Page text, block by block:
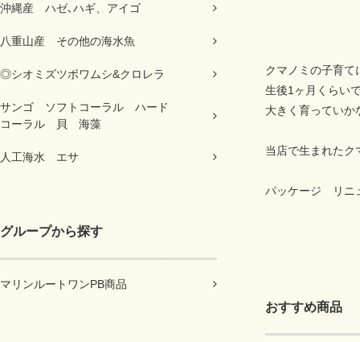
沖縄産 ハゼ､ハギ、アイゴ
八重山産 その他の海水魚
◎シオミズツボワムシ&クロレラ
サンゴ ソフトコーラル ハード
コーラル 貝 海藻
人工海水 エサ
グループから探す
マリンルートワンPB商品
クマノミの子育
生後1ヶ月くらい
大きく育ってい
当店で生まれた
パッケージ リニ
おすすめ商品